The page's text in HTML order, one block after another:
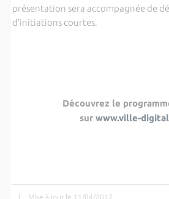
présentation sera accompagnée de
d’initiations courtes.
Découvrez le
sur www.ville-
| Mise à jour le 11/04/2017